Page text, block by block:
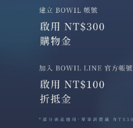
而是讓你不再粗糙。
有型，有時候是一個瞬間。
一套衣服。